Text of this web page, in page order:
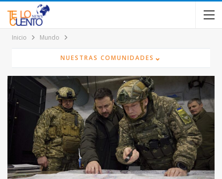
Inicio Mundo
NUESTRAS COMUNIDADES ⌄